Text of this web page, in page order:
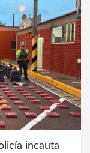
incauta